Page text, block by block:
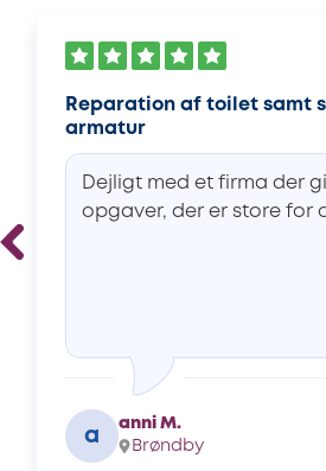
Reparation af toilet samt
armatur
Dejligt med et firma der
opgaver, der er store for
a
anni M.
Brøndby